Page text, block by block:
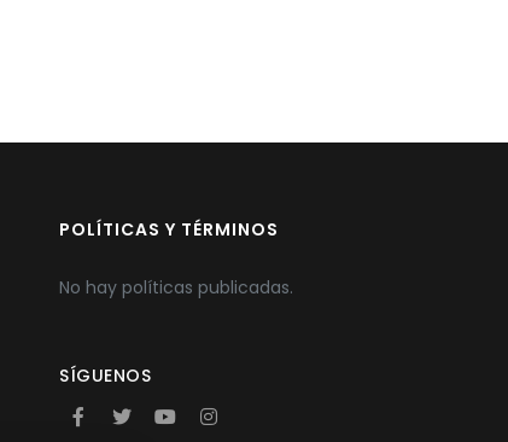
POLÍTICAS Y TÉRMINOS
No hay políticas publicadas.
SÍGUENOS